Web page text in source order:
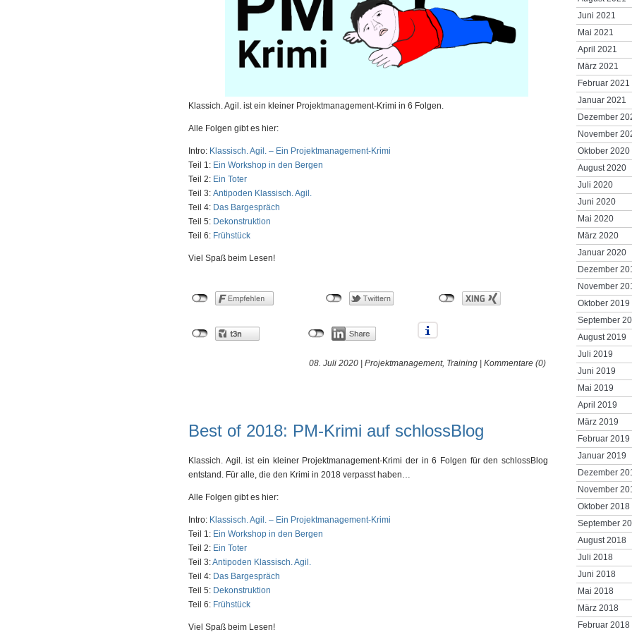
Klassich. Agil. ist ein kleiner Projektmanagement-Krimi in 6 Folgen.
Alle Folgen gibt es hier:
Intro: Klassisch. Agil. – Ein Projektmanagement-Krimi
Teil 1: Ein Workshop in den Bergen
Teil 2: Ein Toter
Teil 3: Antipoden Klassisch. Agil.
Teil 4: Das Bargespräch
Teil 5: Dekonstruktion
Teil 6: Frühstück
Viel Spaß beim Lesen!
08. Juli 2020 | Projektmanagement, Training Kommentare (0)
Best of 2018: PM-Krimi auf schlossBlog
Klassich. Agil. ist ein kleiner Projektmanagement-Krimi der in 6 Folgen für den schlossBlog
entstand. Für alle, die den Krimi in 2018 verpasst haben…
Alle Folgen gibt es hier:
Intro: Klassisch. Agil. – Ein Projektmanagement-Krimi
Teil 1: Ein Workshop in den Bergen
Teil 2: Ein Toter
Teil 3:Antipoden Klassisch. Agil.
Teil 4: Das Bargespräch
Teil 5: Dekonstruktion
Teil 6: Frühstück
Viel Spaß beim Lesen!
Juni 2021
Mai 2021
April 2021
März 2021
Februar 2021
Januar 2021
Dezember
November
Oktober 2020
August 2020
Juli 2020
Juni 2020
Mai 2020
März 2020
Januar 2020
Dezember
November
Oktober 2019
September
August 2019
Juli 2019
Juni 2019
Mai 2019
April 2019
März 2019
Februar 2019
Januar 2019
Dezember
November
Oktober 2018
September
August 2018
Juli 2018
Juni 2018
Mai 2018
März 2018
Februar 2018